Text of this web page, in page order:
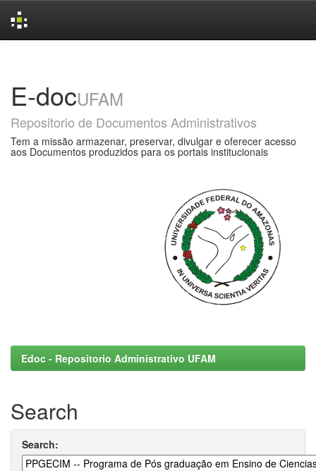
E-docUFAM
Repositorio de Documentos Administrativos
Tem a missão armazenar, preservar, divulgar e oferecer acesso
aos Documentos produzidos para os portais institucionais
Edoc - Repositorio Administrativo UFAM
Search
Search: